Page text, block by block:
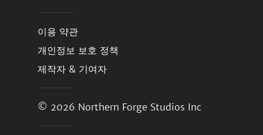
이용 약관
개인정보 보호 정책
제작자 & 기여자
© 2026 Northern Forge Studios Inc